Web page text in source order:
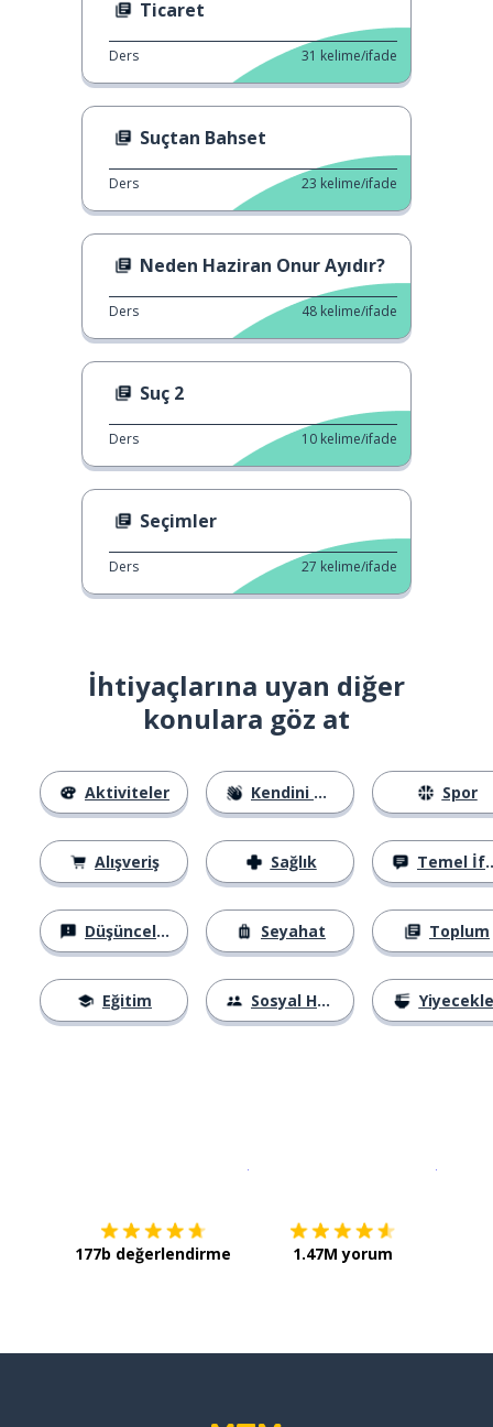
Ticaret
Ders 31 kelime/ifade
Suçtan Bahset
Ders 23 kelime/ifade
Neden Haziran Onur Ayıdır?
Ders 48 kelime/ifade
Suç 2
Ders 10 kelime/ifade
Seçimler
Ders 27 kelime/ifade
İhtiyaçlarına uyan diğer
konulara göz at
Aktiviteler
Alışveriş
Düşünceler
Eğitim
Kendini Tanıtma
Sağlık
Seyahat
Sosyal Hayat
Spor
Temel İfadeler
Toplum
177b değerlendirme 1.47M yorum